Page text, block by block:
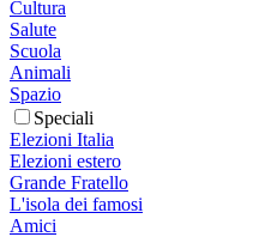
Cultura
Salute
Scuola
Animali
Spazio
Speciali
Elezioni Italia
Elezioni estero
Grande Fratello
L'isola dei famosi
Amici